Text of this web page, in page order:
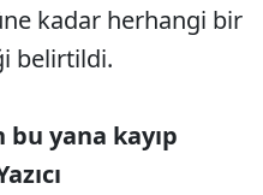
kadar herhangi bir
belirtildi.
bu yana kayıp